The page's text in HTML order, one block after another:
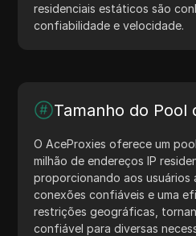
residenciais estáticos são
confiabilidade e velocidade.
Tamanho do Pool
O AceProxies oferece um
milhão de endereços IP
proporcionando aos usuários
conexões confiáveis e uma
restrições geográficas,
confiável para diversas